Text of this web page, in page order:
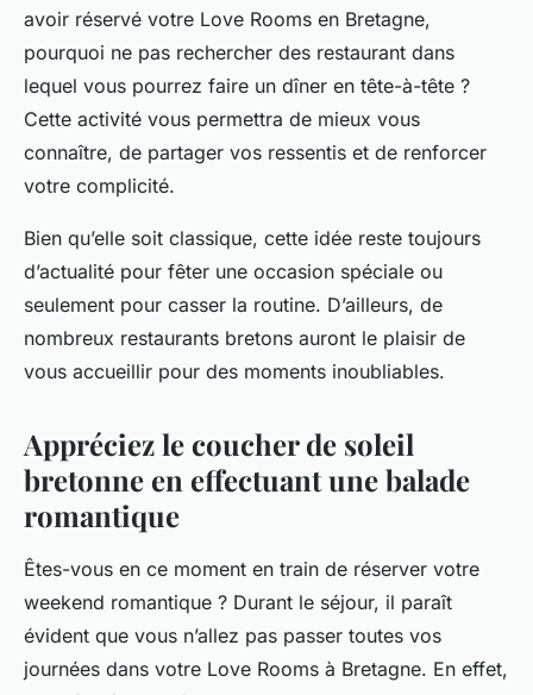
avoir réservé votre Love Rooms en Bretagne,
pourquoi ne pas rechercher des restaurant dans
lequel vous pourrez faire un dîner en tête-à-tête ?
Cette activité vous permettra de mieux vous
connaître, de partager vos ressentis et de renforcer
votre complicité.
Bien qu’elle soit classique, cette idée reste toujours
d’actualité pour fêter une occasion spéciale ou
seulement pour casser la routine. D’ailleurs, de
nombreux restaurants bretons auront le plaisir de
vous accueillir pour des moments inoubliables.
Appréciez le coucher de soleil
bretonne en effectuant une balade
romantique
Êtes-vous en ce moment en train de réserver votre
weekend romantique ? Durant le séjour, il paraît
évident que vous n’allez pas passer toutes vos
journées dans votre Love Rooms à Bretagne. En effet,